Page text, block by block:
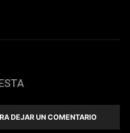
DEJAR UN COMENTARIO